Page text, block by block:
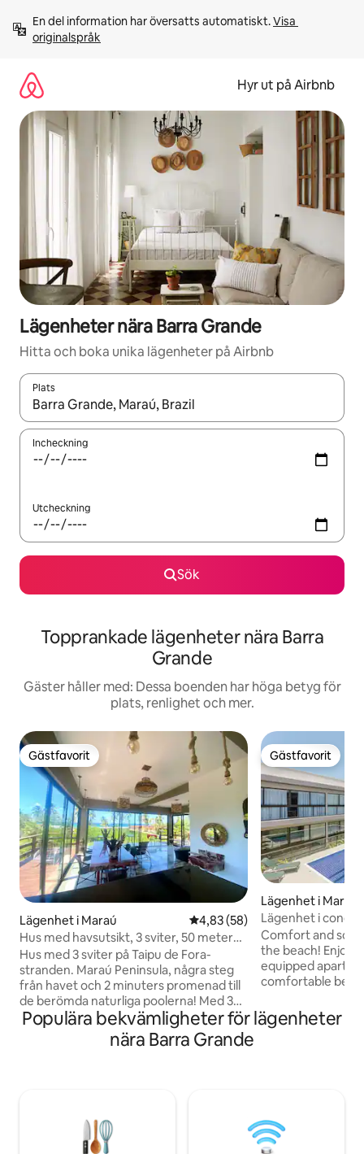
innehåll
En del information har översatts automatiskt. Visa
originalspråk
Hyr ut på Airbnb
Lägenheter nära Barra Grande
Hitta och boka unika lägenheter på Airbnb
Plats
När resultaten är tillgängliga kan du navigera med upp- och
Incheckning
Utcheckning
Sök
Topprankade lägenheter nära Barra
Grande
Gäster håller med: Dessa boenden har höga betyg för
plats, renlighet och mer.
Gästfavorit
Gästfavorit
Lägenhet i Maraú 4,83 av 5 i genomsnittligt
4,83 (58)
Hus med havsutsikt, 3 sviter, 50 meter
från havet
Hus med 3 sviter på Taipu de Fora-
stranden. Maraú Peninsula, några steg
från havet och 2 minuters promenad till
de berömda naturliga poolerna! Med 3
sviter, stort rum helt i glas med gardiner
och luftkonditionering 24 000 btus mot
havet, alla marmor- och granitgolv, har
mycket lugn och säker gata! Jag tog
med mig alla dekorationer från Bali!!
Gästfavorit
Gästfavorit
Lägenhet i Maraú
Lägenhet i condo
stranden
Comfort and
the beach! Enjoy a perfect stay in a fully
equipped
comfortable
offers
beer fridge.
now and
Populära bekvämligheter för lägenheter
nära Barra Grande